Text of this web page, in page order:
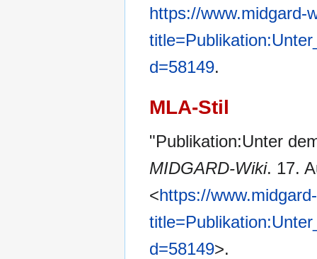
https://www.midgard-
d=58149.
MLA-Stil
"Publikation:Unter
MIDGARD-Wiki. 17.
<https://
d=58149>.